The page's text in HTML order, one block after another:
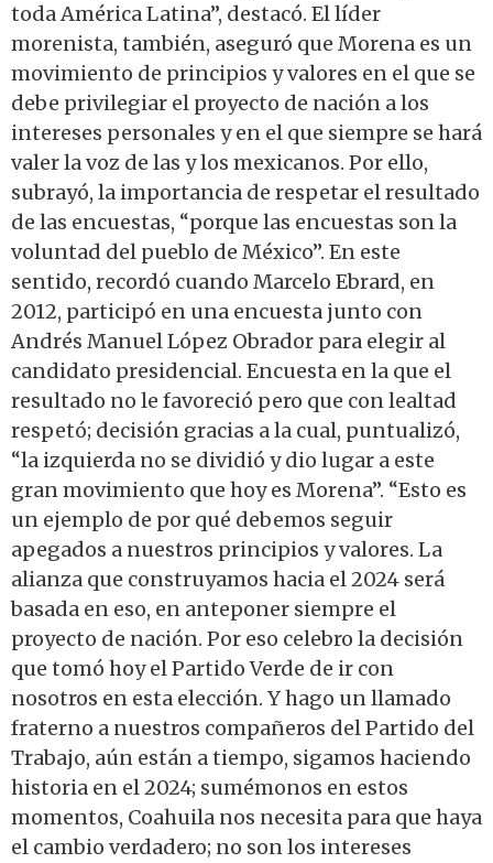
toda América Latina”, destacó. El líder
morenista, también, aseguró que Morena es un
movimiento de principios y valores en el que se
debe privilegiar el proyecto de nación a los
intereses personales y en el que siempre se hará
valer la voz de las y los mexicanos. Por ello,
subrayó, la importancia de respetar el resultado
de las encuestas, “porque las encuestas son la
voluntad del pueblo de México”. En este
sentido, recordó cuando Marcelo Ebrard, en
2012, participó en una encuesta junto con
Andrés Manuel López Obrador para elegir al
candidato presidencial. Encuesta en la que el
resultado no le favoreció pero que con lealtad
respetó; decisión gracias a la cual, puntualizó,
“la izquierda no se dividió y dio lugar a este
gran movimiento que hoy es Morena”. “Esto es
un ejemplo de por qué debemos seguir
apegados a nuestros principios y valores. La
alianza que construyamos hacia el 2024 será
basada en eso, en anteponer siempre el
proyecto de nación. Por eso celebro la decisión
que tomó hoy el Partido Verde de ir con
nosotros en esta elección. Y hago un llamado
fraterno a nuestros compañeros del Partido del
Trabajo, aún están a tiempo, sigamos haciendo
historia en el 2024; sumémonos en estos
momentos, Coahuila nos necesita para que haya
el cambio verdadero; no son los intereses